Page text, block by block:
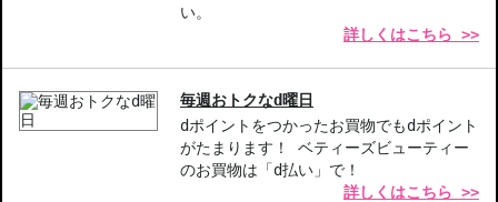
書は分割してそれぞれの荷物に同梱されますが手数料等の変更はご
【商品の特徴】
保湿力-グリーンティーなどの成分が24時間うるおいを保ちます。
高い滑らかさ-とろけるようなテクスチャーで肌を包み込みます。
豊かな香り-ルバーブとフレッシュハーブの香りで五感を楽しめま
い。
詳しくはこちら >>
毎週おトクなd曜日
dポイントをつかったお買物でもdポイント
がたまります！ ベティーズビューティー
のお買物は「d払い」で！
詳しくはこちら >>